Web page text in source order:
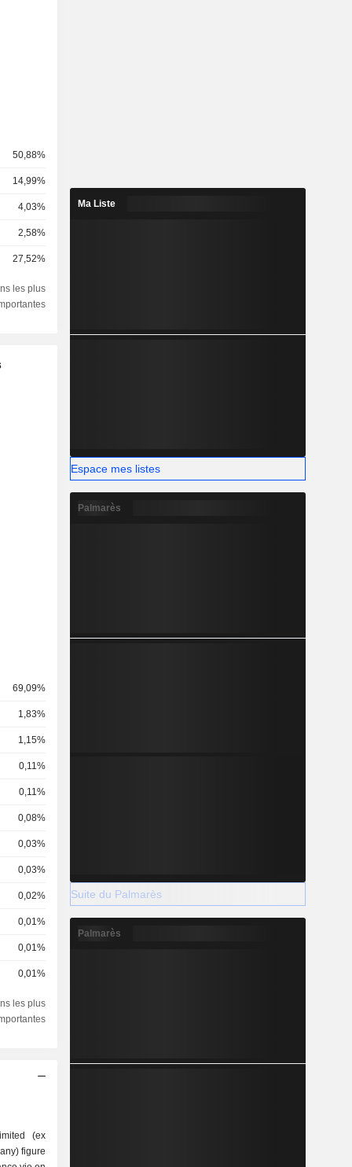
50,88%
14,99%
4,03%
2,58%
27,52%
les plus
69,09%
1,83%
1,15%
0,11%
0,11%
0,08%
0,03%
0,03%
0,02%
0,01%
0,01%
0,01%
les plus
(ex
figure
Ma Liste
Espace mes listes
Palmarès
Suite du Palmarès
Palmarès